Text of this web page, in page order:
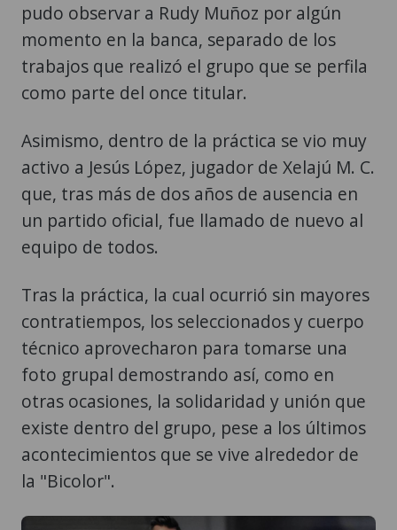
pudo observar a Rudy Muñoz por algún
momento en la banca, separado de los
trabajos que realizó el grupo que se perfila
como parte del once titular.
Asimismo, dentro de la práctica se vio muy
activo a Jesús López, jugador de Xelajú M. C.
que, tras más de dos años de ausencia en
un partido oficial, fue llamado de nuevo al
equipo de todos.
Tras la práctica, la cual ocurrió sin mayores
contratiempos, los seleccionados y cuerpo
técnico aprovecharon para tomarse una
foto grupal demostrando así, como en
otras ocasiones, la solidaridad y unión que
existe dentro del grupo, pese a los últimos
acontecimientos que se vive alrededor de
la "Bicolor".